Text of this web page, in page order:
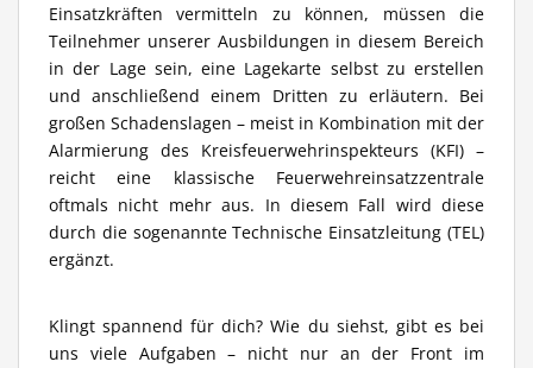
Einsatzkräften vermitteln zu können, müssen die
Teilnehmer unserer Ausbildungen in diesem Bereich
in der Lage sein, eine Lagekarte selbst zu erstellen
und anschließend einem Dritten zu erläutern. Bei
großen Schadenslagen – meist in Kombination mit der
Alarmierung des Kreisfeuerwehrinspekteurs (KFI) –
reicht eine klassische Feuerwehreinsatzzentrale
oftmals nicht mehr aus. In diesem Fall wird diese
durch die sogenannte Technische Einsatzleitung (TEL)
ergänzt.
Klingt spannend für dich? Wie du siehst, gibt es bei
uns viele Aufgaben – nicht nur an der Front im